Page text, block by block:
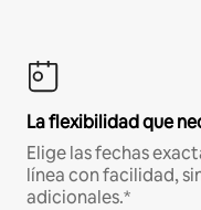
La flexibilidad que
Elige las fechas
línea con facilidad,
adicionales.*